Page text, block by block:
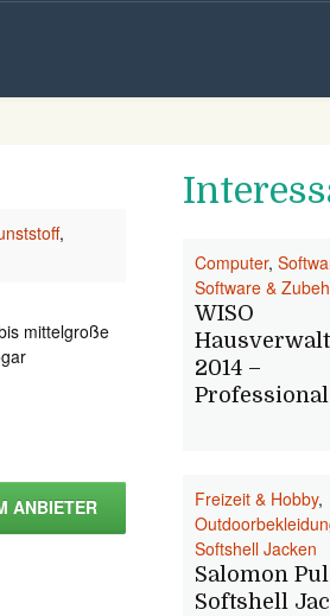
,
mittelgroße
ANBIETER
Computer,
Software &
WISO
2014 –
Professional
Freizeit & Hobby,
Softshell Jacken
Salomon
Softshell